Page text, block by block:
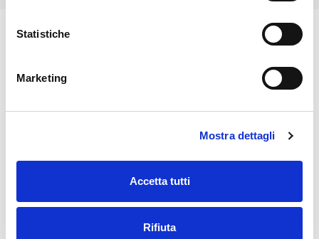
Statistiche
Marketing
Mostra dettagli
Accetta tutti
Rifiuta
Campagna sul sito
Modulo web riutilizzabile (non solo hero)
da inserire in homepage o nelle pagine
continuità grafica e affianca testo sintetico
con periodo dell’iniziativa e pulsante